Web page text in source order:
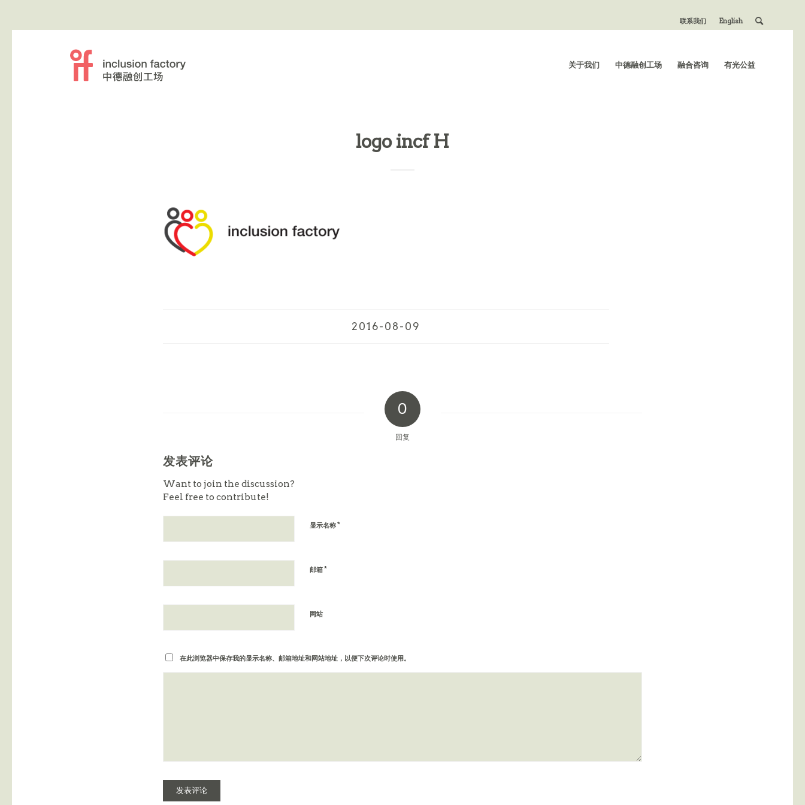
联系我们 English
关于我们 中德融创工场 融合咨询 有光公益
logo incf H
2016-08-09
0
回复
发表评论
Want to join the discussion?
Feel free to contribute!
显示名称*
邮箱*
网站
在此浏览器中保存我的显示名称、邮箱地址和网站地址，以便下次评论时使用。